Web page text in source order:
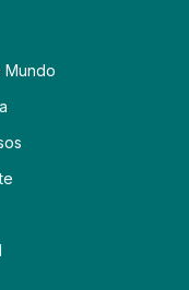
Mundo